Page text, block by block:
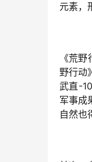
元素，
《荒
野行动
武直-
军事成
自然也